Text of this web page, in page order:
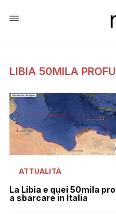
LIBIA 50MILA
ATTUALITÀ
La Libia e quei 50mila
a sbarcare in Italia